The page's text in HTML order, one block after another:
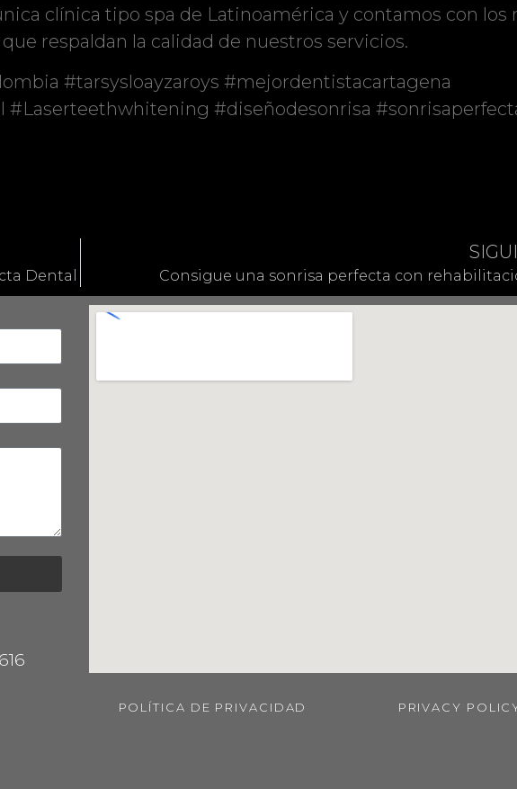
clínica tipo spa de Latinoamérica y contamos con los
respaldan la calidad de nuestros servicios.
#tarsysloayzaroys #mejordentistacartagena
#diseñodesonrisa
Dental Consigue una sonrisa perfecta con
POLÍTICA DE PRIVACIDAD PRIVACY